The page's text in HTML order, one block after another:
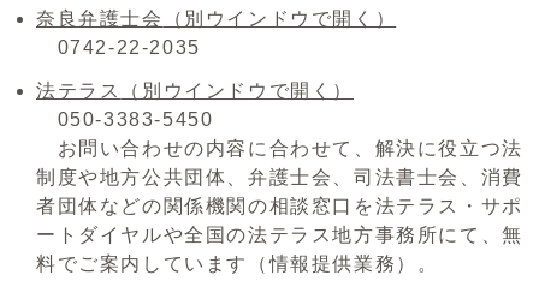
奈良弁護士会
（別ウインドウで開く）
0742-22-2035
法テラス
（別ウインドウで開く）
050-3383-5450
お問い合わせの内容に合わせて、解決に役立つ法
制度や地方公共団体、弁護士会、司法書士会、消費
者団体などの関係機関の相談窓口を法テラス・サポ
ートダイヤルや全国の法テラス地方事務所にて、無
料でご案内しています（情報提供業務）。